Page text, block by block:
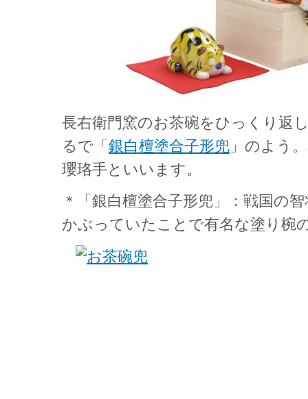
長右衛門窯のお茶碗をひっくり返
るで「 銀白檀塗合子形兜 」のよう
瓔珞手といいます。
＊「銀白檀塗合子形兜」：戦国の
かぶっていたことで有名な塗り椀